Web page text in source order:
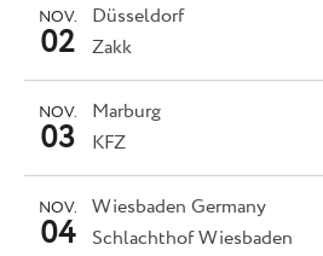
Düsseldorf
NOV.
02 Zakk
Marburg
NOV.
03 KFZ
Wiesbaden Germany
NOV.
04 Schlachthof Wiesbaden